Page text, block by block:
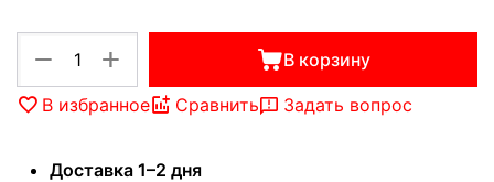
+
− В корзину
В избранное Сравнить Задать вопрос
Доставка 1–2 дня